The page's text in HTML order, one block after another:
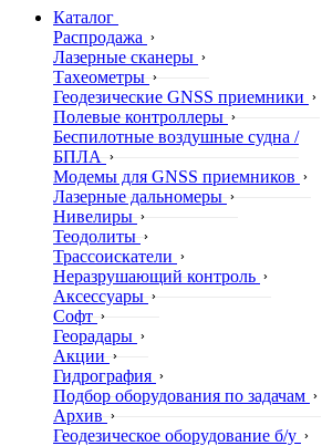
Каталог
Распродажа
Лазерные сканеры
Тахеометры
Геодезические GNSS приемники
Полевые контроллеры
Беспилотные воздушные судна /
БПЛА
Модемы для GNSS приемников
Лазерные дальномеры
Нивелиры
Теодолиты
Трассоискатели
Неразрушающий контроль
Аксессуары
Софт
Георадары
Акции
Гидрография
Подбор оборудования по задачам
Архив
Геодезическое оборудование б/у